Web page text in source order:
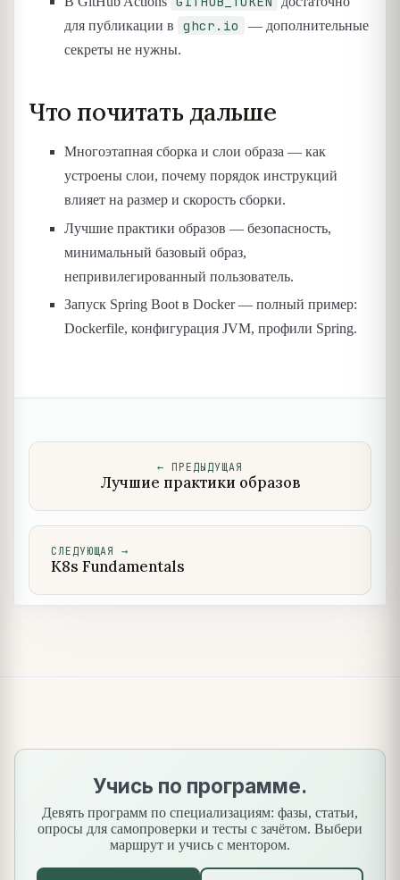
для публикации в
ghcr.io
— дополнительные
секреты не нужны.
Что почитать дальше
Многоэтапная сборка и слои образа — как
устроены слои, почему порядок инструкций
влияет на размер и скорость сборки.
Лучшие практики образов — безопасность,
минимальный базовый образ,
непривилегированный пользователь.
Запуск Spring Boot в Docker — полный пример:
Dockerfile, конфигурация JVM, профили Spring.
← ПРЕДЫДУЩАЯ
Лучшие практики образов
СЛЕДУЮЩАЯ →
K8s Fundamentals
Учись по программе.
Девять программ по специализациям: фазы, статьи,
опросы для самопроверки и тесты с зачётом. Выбери
маршрут и учись с ментором.